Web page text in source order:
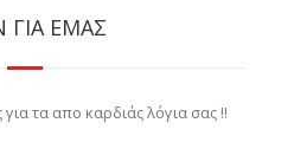
ΓΙΑ ΕΜΑΣ
τα απο καρδιάς λόγια σας !!